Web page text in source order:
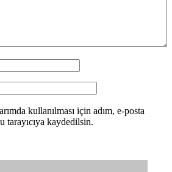
kullanılması için adım, e-posta
tarayıcıya kaydedilsin.